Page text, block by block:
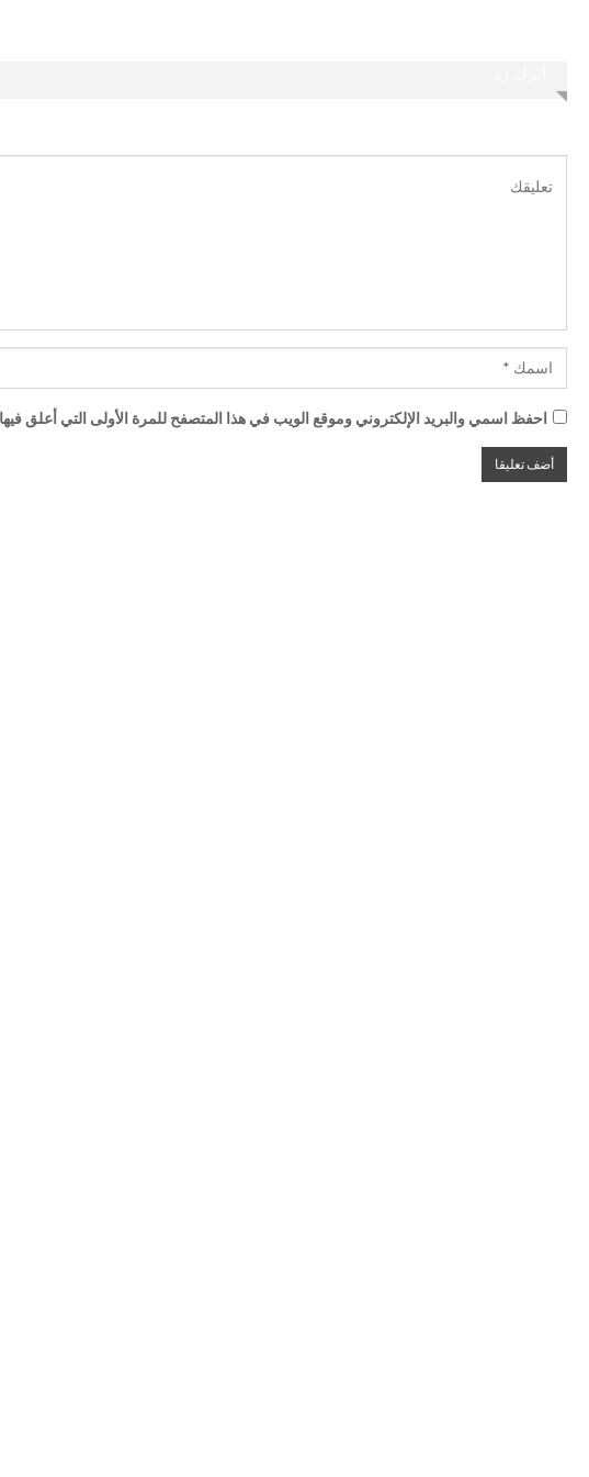
احفظ اسمي والبريد الإلكتروني وموقع الويب في هذا المتصفح للمرة الأولى التي أعلق